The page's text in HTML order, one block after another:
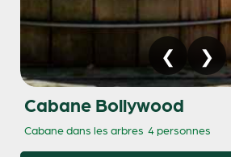
Cabane Bollywood
Cabane dans les arbres 4 personnes